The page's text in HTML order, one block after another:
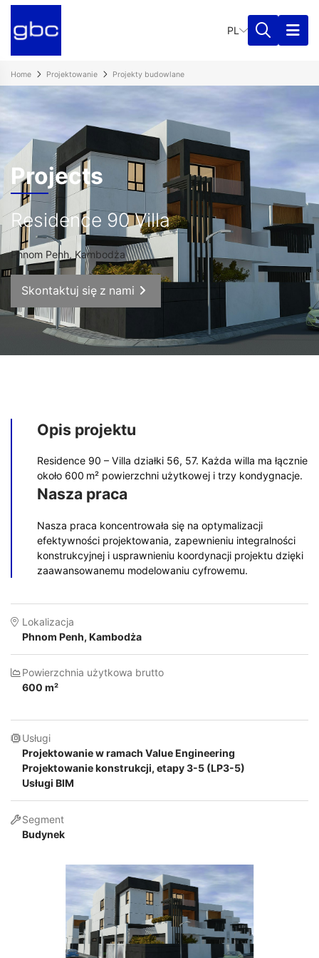
PL
Home Projektowanie Projekty budowlane
Projects
Residence 90 Villa
Phnom Penh, Kambodża
Skontaktuj się z nami
Opis projektu
Residence 90 – Villa działki 56, 57. Każda willa ma łącznie
około 600 m² powierzchni użytkowej i trzy kondygnacje.
Nasza praca
Nasza praca koncentrowała się na optymalizacji
efektywności projektowania, zapewnieniu integralności
konstrukcyjnej i usprawnieniu koordynacji projektu dzięki
zaawansowanemu modelowaniu cyfrowemu.
Lokalizacja
Phnom Penh, Kambodża
Powierzchnia użytkowa brutto
600 m²
Usługi
Projektowanie w ramach Value Engineering
Projektowanie konstrukcji, etapy 3-5 (LP3-5)
Usługi BIM
Segment
Budynek